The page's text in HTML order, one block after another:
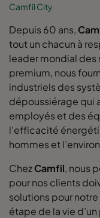
0160
0160 287x592x370-
0160
0160
0160 287x892x370-
0160
Camfil City
Depuis 60 ans,
tout un chacun à
leader mondial des
premium, nous
industriels des
dépoussiérage qui
employés et des
l’efficacité
hommes et
ChezCamfil, nous
pour nos clients
solutions pour
étape de la vie